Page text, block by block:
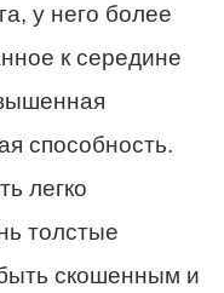
у него более
к середине
способность.
легко
толстые
скошенным и